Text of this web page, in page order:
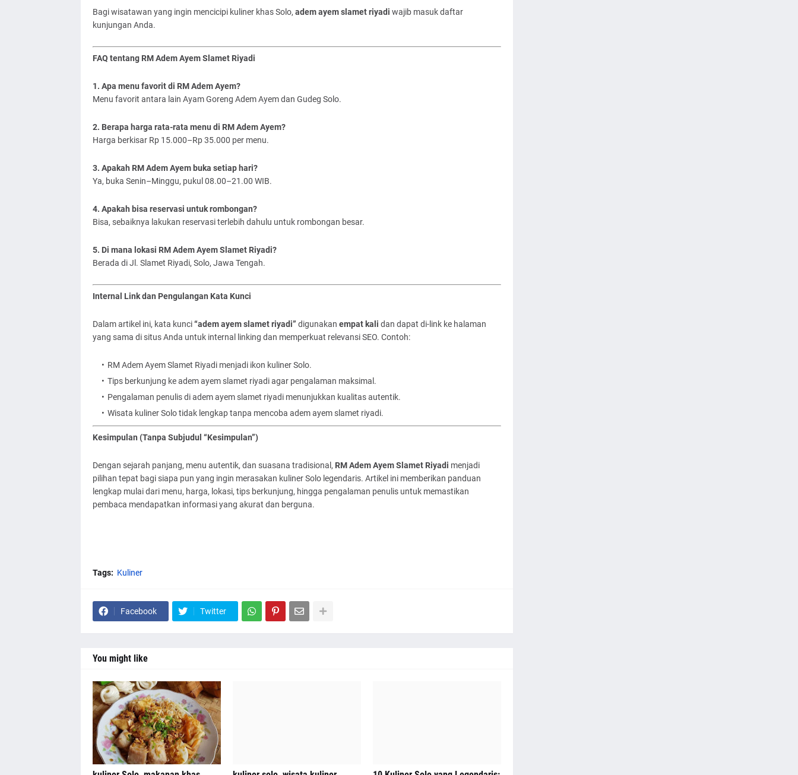
Bagi wisatawan yang ingin mencicipi kuliner khas Solo, adem ayem slamet riyadi wajib masuk daftar
kunjungan Anda.
FAQ tentang RM Adem Ayem Slamet Riyadi
1. Apa menu favorit di RM Adem Ayem?
Menu favorit antara lain Ayam Goreng Adem Ayem dan Gudeg Solo.
2. Berapa harga rata-rata menu di RM Adem Ayem?
Harga berkisar Rp 15.000–Rp 35.000 per menu.
3. Apakah RM Adem Ayem buka setiap hari?
Ya, buka Senin–Minggu, pukul 08.00–21.00 WIB.
4. Apakah bisa reservasi untuk rombongan?
Bisa, sebaiknya lakukan reservasi terlebih dahulu untuk rombongan besar.
5. Di mana lokasi RM Adem Ayem Slamet Riyadi?
Berada di Jl. Slamet Riyadi, Solo, Jawa Tengah.
Internal Link dan Pengulangan Kata Kunci
Dalam artikel ini, kata kunci“adem ayem slamet riyadi” digunakan empat kali dan dapat di-link ke halaman
yang sama di situs Anda untuk internal linking dan memperkuat relevansi SEO. Contoh:
RM Adem Ayem Slamet Riyadi menjadi ikon kuliner Solo.
Tips berkunjung ke adem ayem slamet riyadi agar pengalaman maksimal.
Pengalaman penulis di adem ayem slamet riyadi menunjukkan kualitas autentik.
Wisata kuliner Solo tidak lengkap tanpa mencoba adem ayem slamet riyadi.
Kesimpulan (Tanpa Subjudul “Kesimpulan”)
Dengan sejarah panjang, menu autentik, dan suasana tradisional, RM Adem Ayem Slamet Riyadi menjadi
pilihan tepat bagi siapa pun yang ingin merasakan kuliner Solo legendaris. Artikel ini memberikan panduan
lengkap mulai dari menu, harga, lokasi, tips berkunjung, hingga pengalaman penulis untuk memastikan
pembaca mendapatkan informasi yang akurat dan berguna.
Tags: Kuliner
Facebook Twitter
You might like